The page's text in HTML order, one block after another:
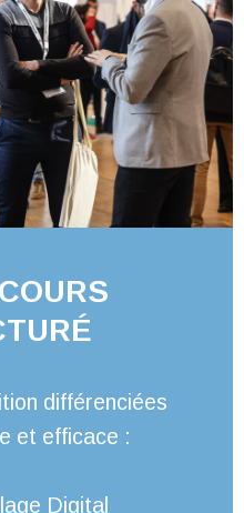
différenciées
et efficace :
Digital